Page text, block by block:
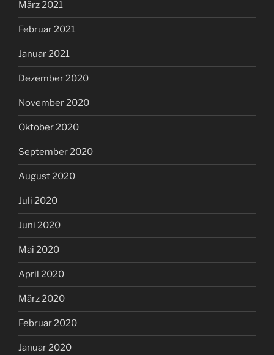
März 2021
Februar 2021
Januar 2021
Dezember 2020
November 2020
Oktober 2020
September 2020
August 2020
Juli 2020
Juni 2020
Mai 2020
April 2020
März 2020
Februar 2020
Januar 2020